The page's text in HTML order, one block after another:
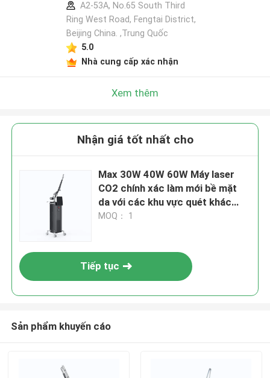
A2-53A, No.65 South Third
Ring West Road, Fengtai District,
Beijing China. ,Trung Quốc
5.0
Nhà cung cấp xác nhận
Xem thêm
Nhận giá tốt nhất cho
Max 30W 40W 60W Máy laser
CO2 chính xác làm mới bề mặt
da với các khu vực quét khác
nhau
MOQ： 1
Tiếp tục
Sản phẩm khuyến cáo